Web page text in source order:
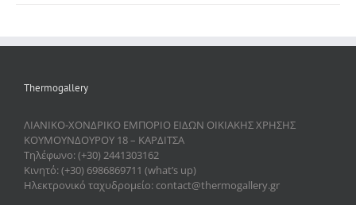
Thermogallery
ΛΙΑΝΙΚΟ-ΧΟΝΔΡΙΚΟ ΕΜΠΟΡΙΟ ΕΙΔΩΝ ΟΙΚΙΑΚΗΣ ΧΡΗΣΗΣ
ΚΟΥΜΟΥΝΔΟΥΡΟΥ 18 – ΚΑΡΔΙΤΣΑ
Τηλέφωνο: (+30) 2441303162
Κινητό: (+30) 6986869711 (what’s up)
Ηλεκτρονικό ταχυδρομείο: contact@thermogallery.gr